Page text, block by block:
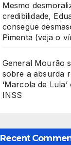
Mesmo
credibilidade,
consegue
Pimenta (veja o
General Mourão
sobre a absurda
‘Marcola de
INSS
Recent